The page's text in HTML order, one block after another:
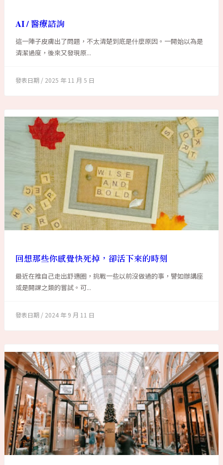
AI / 醫療諮詢
這一陣子皮膚出了問題，不太清楚到底是什麼原因。一開始以為是
清潔過度，後來又發現原...
2025 年 11 月 5 日
回想那些你感覺快死掉，卻活下來的時刻
最近在推自己走出舒適圈，挑戰一些以前沒做過的事，譬如辦講座
或是開課之類的嘗試。可...
2024 年 9 月 11 日